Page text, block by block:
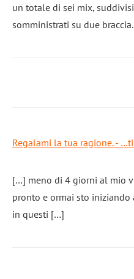
un totale di sei mix,
somministrati su due
Regalami la tua ragione. -
[…] meno di 4 giorni al mio
pronto e ormai sto
in questi […]